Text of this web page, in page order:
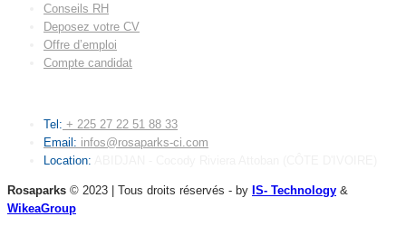
Conseils RH
Deposez votre CV
Offre d’emploi
Compte candidat
Tel: + 225 27 22 51 88 33
Email: infos@rosaparks-ci.com
Location:
Rosaparks © 2023 | Tous droits réservés - by IS- Technology &
WikeaGroup